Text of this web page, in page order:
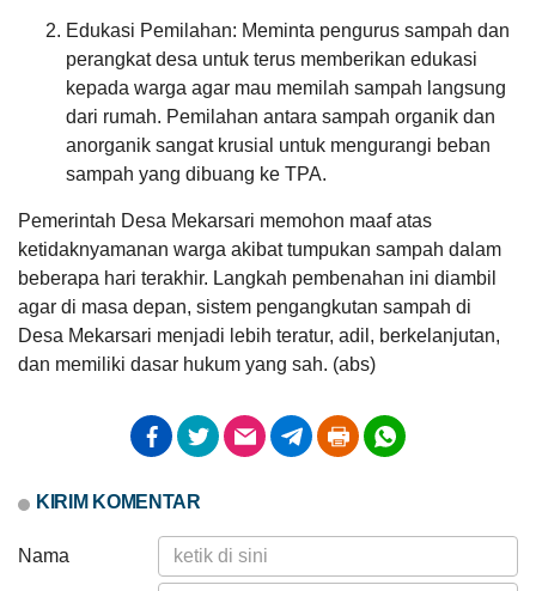
Edukasi Pemilahan: Meminta pengurus sampah dan
perangkat desa untuk terus memberikan edukasi
kepada warga agar mau memilah sampah langsung
dari rumah. Pemilahan antara sampah organik dan
anorganik sangat krusial untuk mengurangi beban
sampah yang dibuang ke TPA.
Pemerintah Desa Mekarsari memohon maaf atas
ketidaknyamanan warga akibat tumpukan sampah dalam
beberapa hari terakhir. Langkah pembenahan ini diambil
agar di masa depan, sistem pengangkutan sampah di
Desa Mekarsari menjadi lebih teratur, adil, berkelanjutan,
dan memiliki dasar hukum yang sah. (abs)
KIRIM KOMENTAR
Nama
15
April
2026
177
Kali
Pemdes
Komit
Program
BPJS
Ketenagakerjaan,
Hadiri
Sosialisasi
UCJ
Santunan
Realisasi
520.474.900,00
Bagi Hasil Pajak Dan Retribusi